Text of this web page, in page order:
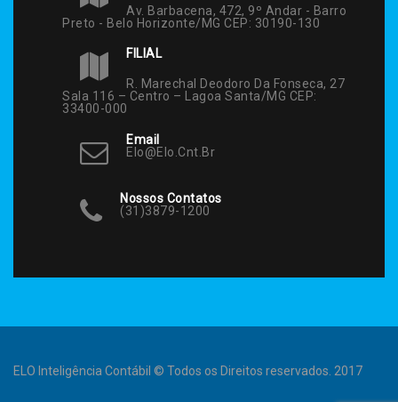
Av. Barbacena, 472, 9º Andar - Barro
Preto - Belo Horizonte/MG CEP: 30190-130
FILIAL
R. Marechal Deodoro Da Fonseca, 27
Sala 116 – Centro – Lagoa Santa/MG CEP:
33400-000
Email
Elo@elo.cnt.br
Nossos Contatos
(31)3879-1200
ELO Inteligência Contábil © Todos os Direitos reservados. 2017